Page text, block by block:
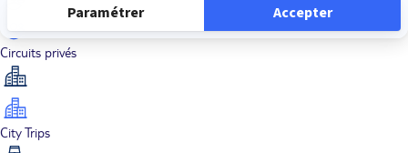
Circuits privés
City Trips